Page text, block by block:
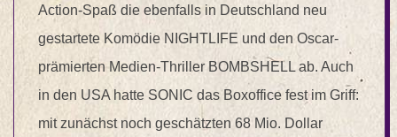
Action-Spaß die ebenfalls in Deutschland neu
gestartete Komödie NIGHTLIFE und den Oscar-
prämierten Medien-Thriller BOMBSHELL ab. Auch
in den USA hatte SONIC das Boxoffice fest im Griff:
mit zunächst noch geschätzten 68 Mio. Dollar